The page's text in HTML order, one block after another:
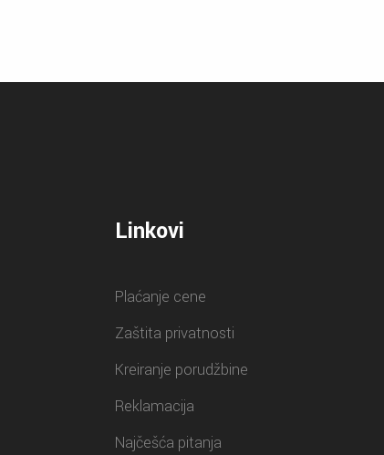
Linkovi
Plaćanje cene
Zaštita privatnosti
Kreiranje porudžbine
Reklamacija
Najčešća pitanja